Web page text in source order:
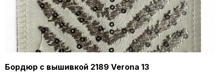
Бордюр с вышивкой 2189 Verona 13